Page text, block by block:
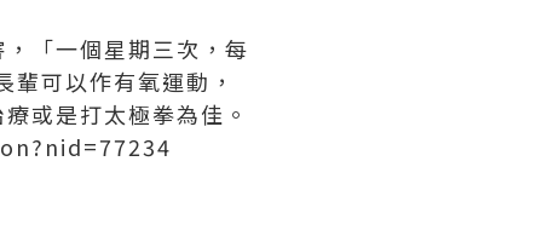
「一個星期三次，每
可以作有氧運動，
或是打太極拳為佳。